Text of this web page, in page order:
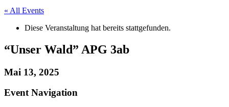
« All Events
Diese Veranstaltung hat bereits stattgefunden.
“Unser Wald” APG 3ab
Mai 13, 2025
Event Navigation